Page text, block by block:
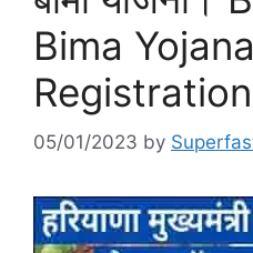
Bima Yojana
05/01/2023 by